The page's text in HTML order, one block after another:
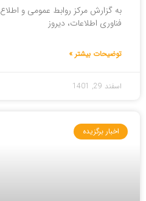
به گزارش مرکز روابط عمومی و
فناوری اطلاعات، دیروز
توضیحات بیشتر »
اسفند 29, 1401
اخبار برگزیده